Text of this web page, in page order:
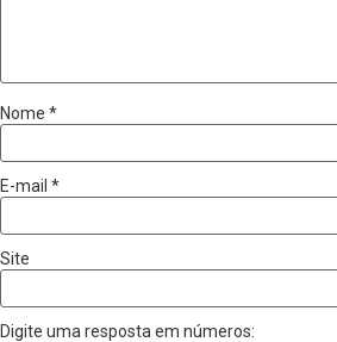
Nome *
E-mail *
Site
Digite uma resposta em números: